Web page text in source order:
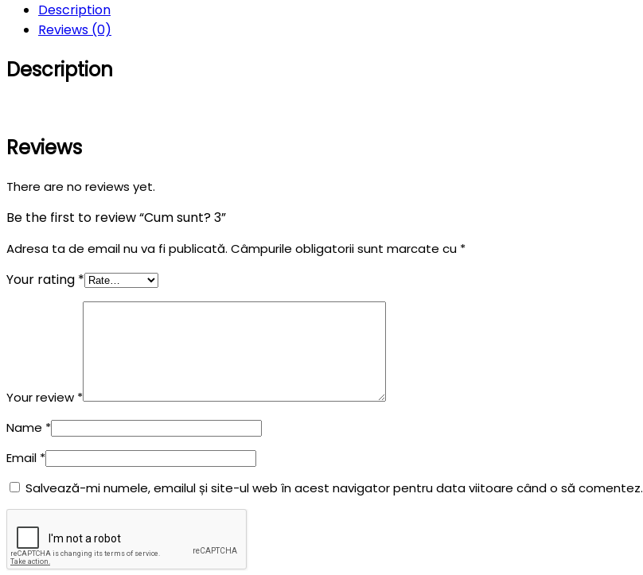
Description
Reviews (0)
Description
Reviews
There are no reviews yet.
Be the first to review “Cum sunt? 3”
Adresa ta de email nu va fi publicată. Câmpurile obligatorii sunt marcate cu *
Your rating *
Your review *
Name *
Email *
Salvează-mi numele, emailul și site-ul web în acest navigator pentru data viitoare când o să comentez.